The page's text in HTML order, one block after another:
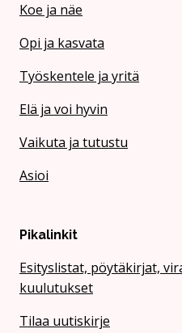
Koe ja näe
Opi ja kasvata
Työskentele ja yritä
Elä ja voi hyvin
Vaikuta ja tutustu
Asioi
Pikalinkit
Esityslistat, pöytäkirjat,
kuulutukset
Tilaa uutiskirje